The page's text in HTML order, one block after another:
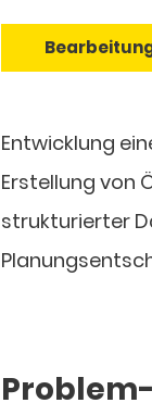
Entwicklung
Erstellung von
strukturierter